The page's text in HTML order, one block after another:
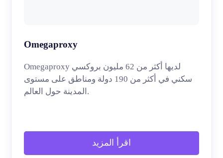
Omegaproxy
Omegaproxy لديها أكثر من 62 مليون بروكسي
سكني في أكثر من 190 دولة ومناطق على مستوى
المدينة حول العالم.
اقرأ المزيد